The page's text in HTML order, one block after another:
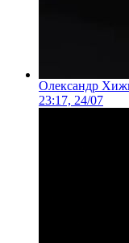
Олександр
23:17, 24/07